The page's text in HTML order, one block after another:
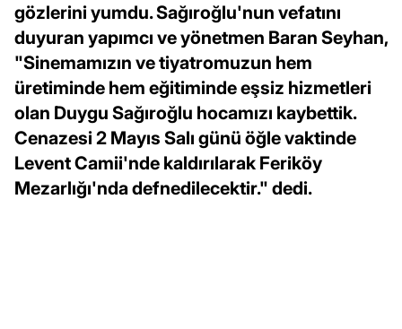
gözlerini yumdu. Sağıroğlu'nun vefatını
duyuran yapımcı ve yönetmen Baran Seyhan,
"Sinemamızın ve tiyatromuzun hem
üretiminde hem eğitiminde eşsiz hizmetleri
olan Duygu Sağıroğlu hocamızı kaybettik.
Cenazesi 2 Mayıs Salı günü öğle vaktinde
Levent Camii'nde kaldırılarak Feriköy
Mezarlığı'nda defnedilecektir." dedi.